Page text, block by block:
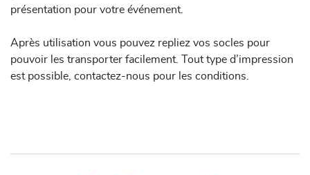
présentation pour votre événement.
Après utilisation vous pouvez repliez vos socles pour
pouvoir les transporter facilement. Tout type d’impression
est possible, contactez-nous pour les conditions.